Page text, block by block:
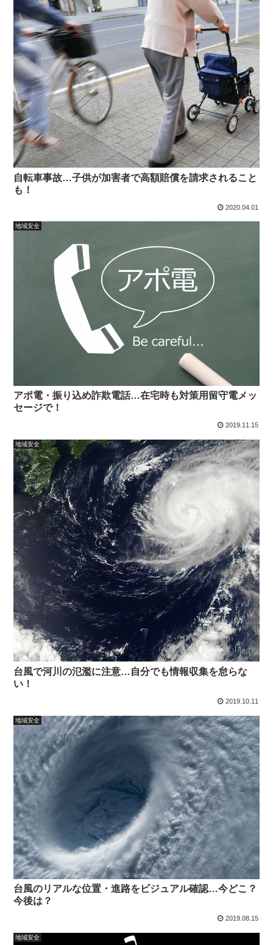
自転車事故…子供が加害者で高額賠償を請求されること
も！
2020.04.01
地域安全
アポ電・振り込め詐欺電話…在宅時も対策用留守電メッ
セージで！
2019.11.15
地域安全
台風で河川の氾濫に注意…自分でも情報収集を怠らな
い！
2019.10.11
地域安全
台風のリアルな位置・進路をビジュアル確認…今どこ？
今後は？
2019.08.15
地域安全